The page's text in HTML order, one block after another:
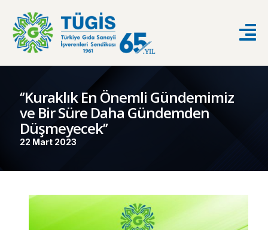
‘’Kuraklık En Önemli Gündemimiz
ve Bir Süre Daha Gündemden
Düşmeyecek’’
22 Mart 2023